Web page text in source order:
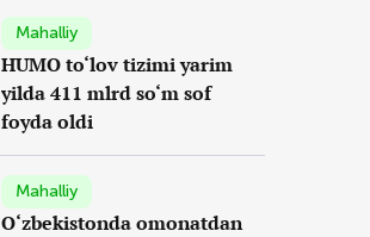
Mahalliy
HUMO to‘lov tizimi yarim
yilda 411 mlrd so‘m sof
foyda oldi
Mahalliy
O‘zbekistonda omonatdan